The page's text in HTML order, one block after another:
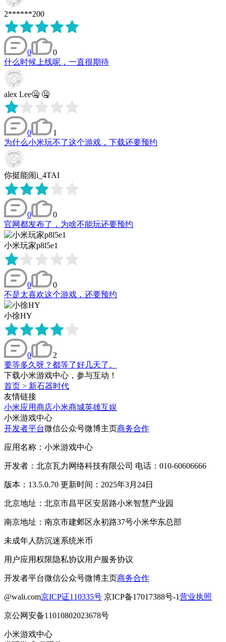
2******200
0
0
什么时候上线呢，一直很期待
alex Lee🤐 🤐
0
1
为什么小米玩不了这个游戏，下载还要预约
你挺能闹i_4TAI
0
0
官网都发布了，为啥不能玩还要预约
小米玩家p8l5e1
0
0
不是太喜欢这个游戏，还要预约
小徐HY
0
2
要等多久呀？都等了好几天了。
下载小米游戏中心，参与互动！
首页 > 新石器时代
友情链接
小米应用商店小米商城英雄互娱
小米游戏中心
开发者平台微信公众号微博主页 商务合作
应用名称：小米游戏中心
开发者：北京瓦力网络科技有限公司 电话：010-60606666
版本：13.5.0.70 更新时间：2025年3月24日
北京地址：北京市昌平区安居路小米智慧产业园
南京地址：南京市建邺区永初路37号小米华东总部
未成年人防沉迷系统米币
用户应用权限隐私协议用户服务协议
开发者平台微信公众号微博主页 商务合作
@wali.com京ICP证110335号 京ICP备17017388号-1营业执照
京公网安备11010802023678号
小米游戏中心